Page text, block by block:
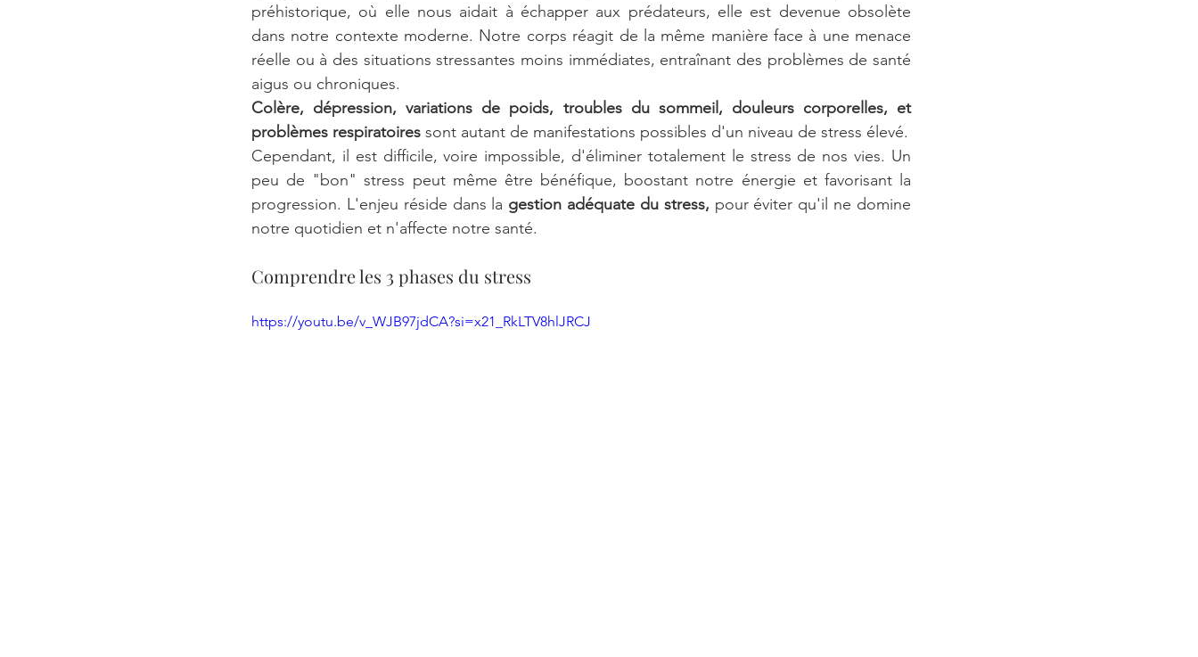
préhistorique, où elle nous aidait à échapper aux prédateurs, elle est devenue obsolète
dans notre contexte moderne. Notre corps réagit de la même manière face à une menace
réelle ou à des situations stressantes moins immédiates, entraînant des problèmes de santé
aigus ou chroniques.
Colère, dépression, variations de poids, troubles du sommeil, douleurs corporelles, et
problèmes respiratoires sont autant de manifestations possibles d'un niveau de stress élevé.
Cependant, il est difficile, voire impossible, d'éliminer totalement le stress de nos vies. Un
peu de "bon" stress peut même être bénéfique, boostant notre énergie et favorisant la
progression. L'enjeu réside dans la gestion adéquate du stress, pour éviter qu'il ne domine
notre quotidien et n'affecte notre santé.
Comprendre les 3 phases du stress
https://youtu.be/v_WJB97jdCA?si=x21_RkLTV8hlJRCJ